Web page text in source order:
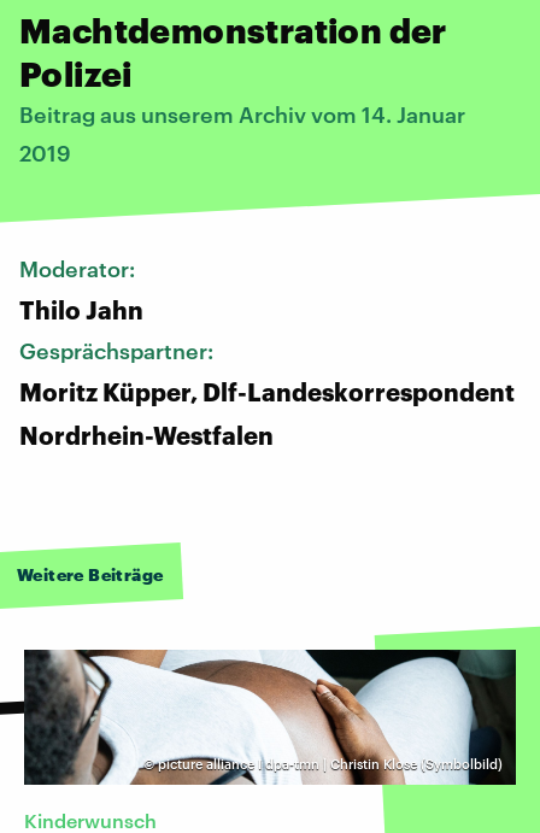
Machtdemonstration der
Polizei
Beitrag aus unserem Archiv vom 14. Januar
2019
Moderator:
Thilo Jahn
Gesprächspartner:
Moritz Küpper, Dlf-Landeskorrespondent
Nordrhein-Westfalen
Weitere Beiträge
©picture alliance I dpa-tmn | Christin Klose (Symbolbild)
Kinderwunsch